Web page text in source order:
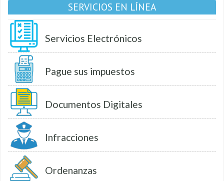
SERVICIOS EN LÍNEA
Servicios Electrónicos
Pague sus impuestos
Documentos Digitales
Infracciones
Ordenanzas